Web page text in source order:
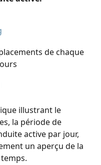
de chaque
illustrant le
la période de
active par jour,
un aperçu de la